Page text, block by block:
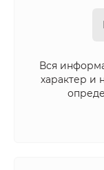
Вся
характер и